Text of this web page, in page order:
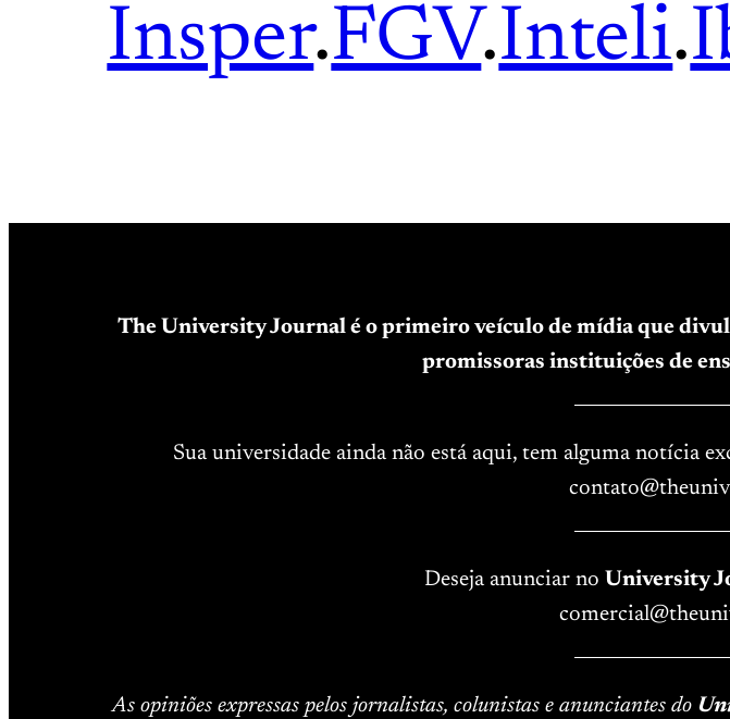
Insper.FGV.Inteli.
The University Journal é o primeiro veículo de mídia que
promissoras instituições de
Sua universidade ainda não está aqui, tem alguma notícia
Deseja anunciar no University
As opiniões expressas pelos jornalistas, colunistas e anunciantes do